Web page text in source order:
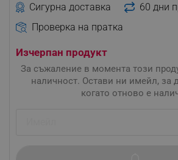
Сигурна доставка
60 дни
Проверка на пратка
Изчерпан продукт
За съжаление в момента този
наличност. Остави ни имейл, за
когато отново е